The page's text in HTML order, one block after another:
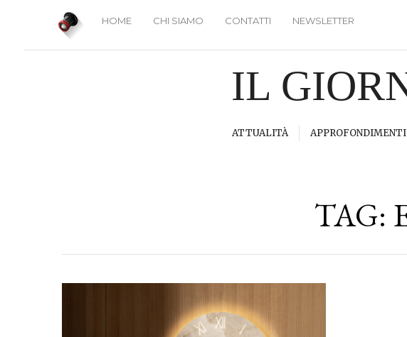
HOME CHI SIAMO CONTATTI NEWSLETTER
IL
ATTUALITÀ APPROFONDIMENTI
TAG: